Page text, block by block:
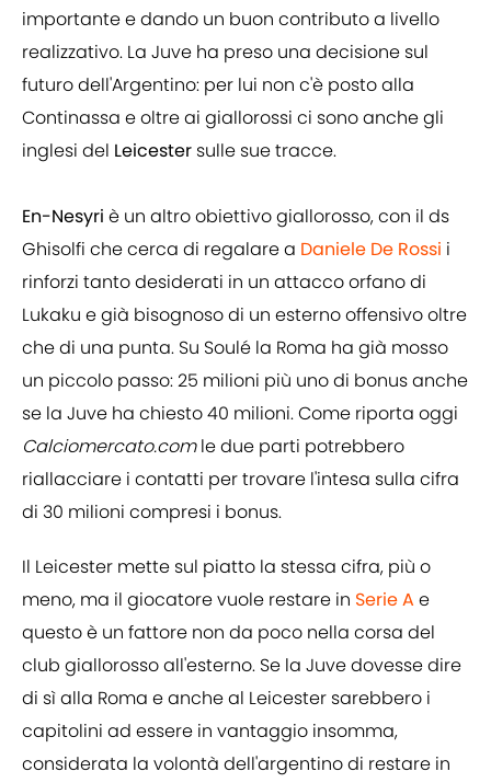
importante e dando un buon contributo a livello
realizzativo. La Juve ha preso una decisione sul
futuro dell'Argentino: per lui non c'è posto alla
Continassa e oltre ai giallorossi ci sono anche gli
inglesi del Leicester sulle sue tracce.
En-Nesyri è un altro obiettivo giallorosso, con il ds
Ghisolfi che cerca di regalare a Daniele De Rossi i
rinforzi tanto desiderati in un attacco orfano di
Lukaku e già bisognoso di un esterno offensivo oltre
che di una punta. Su Soulé la Roma ha già mosso
un piccolo passo: 25 milioni più uno di bonus anche
se la Juve ha chiesto 40 milioni. Come riporta oggi
Calciomercato.comle due parti potrebbero
riallacciare i contatti per trovare l'intesa sulla cifra
di 30 milioni compresi i bonus.
Il Leicester mette sul piatto la stessa cifra, più o
meno, ma il giocatore vuole restare in Serie A e
questo è un fattore non da poco nella corsa del
club giallorosso all'esterno. Se la Juve dovesse dire
di sì alla Roma e anche al Leicester sarebbero i
capitolini ad essere in vantaggio insomma,
considerata la volontà dell'argentino di restare in